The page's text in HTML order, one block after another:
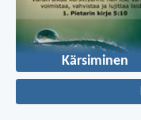
Kärsiminen